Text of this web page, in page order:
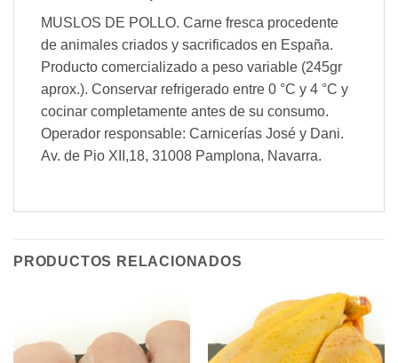
MUSLOS DE POLLO. Carne fresca procedente
de animales criados y sacrificados en España.
Producto comercializado a peso variable (245gr
aprox.). Conservar refrigerado entre 0 °C y 4 °C y
cocinar completamente antes de su consumo.
Operador responsable: Carnicerías José y Dani.
Av. de Pio XII,18, 31008 Pamplona, Navarra.
PRODUCTOS RELACIONADOS